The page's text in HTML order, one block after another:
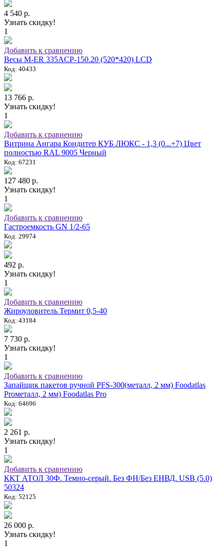
4 540 р.
Узнать скидку!
1
Добавить к сравнению
Весы M-ER 335ACP-150.20 (520*420) LCD
Код: 40433
13 766 р.
Узнать скидку!
1
Добавить к сравнению
Витрина Ангара Кондитер КУБ ЛЮКС - 1,3 (0...+7) Цвет
полностью RAL 9005 Черный
Код: 67231
127 480 р.
Узнать скидку!
1
Добавить к сравнению
Гастроемкость GN 1/2-65
Код: 29974
492 р.
Узнать скидку!
1
Добавить к сравнению
Жироуловитель Термит 0,5-40
Код: 43184
7 730 р.
Узнать скидку!
1
Добавить к сравнению
Запайщик пакетов ручной PFS-300(металл, 2 мм) Foodatlas
Proметалл, 2 мм) Foodatlas Pro
Код: 64696
2 261 р.
Узнать скидку!
1
Добавить к сравнению
ККТ АТОЛ 30Ф. Темно-серый. Без ФН/Без ЕНВД. USB (5.0)
50324
Код: 52125
26 000 р.
Узнать скидку!
1